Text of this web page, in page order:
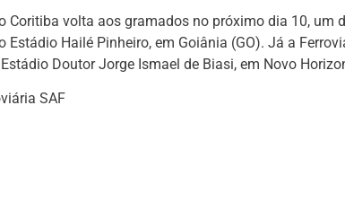
Coritiba volta aos gramados no próximo dia 10, um
Estádio Hailé Pinheiro, em Goiânia (GO). Já a
Doutor Jorge Ismael de Biasi, em Novo
SAF